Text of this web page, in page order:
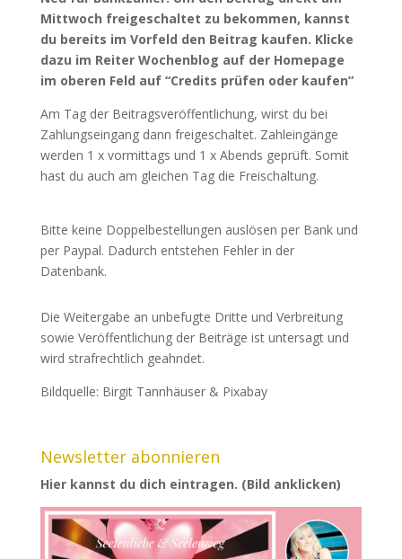
Mittwoch freigeschaltet zu bekommen, kannst
du bereits im Vorfeld den Beitrag kaufen. Klicke
dazu im Reiter Wochenblog auf der Homepage
im oberen Feld auf “Credits prüfen oder kaufen”
Am Tag der Beitragsveröffentlichung, wirst du bei
Zahlungseingang dann freigeschaltet. Zahleingänge
werden 1 x vormittags und 1 x Abends geprüft. Somit
hast du auch am gleichen Tag die Freischaltung.
Bitte keine Doppelbestellungen auslösen per Bank und
per Paypal. Dadurch entstehen Fehler in der
Datenbank.
Die Weitergabe an unbefugte Dritte und Verbreitung
sowie Veröffentlichung der Beiträge ist untersagt und
wird strafrechtlich geahndet.
Bildquelle: Birgit Tannhäuser & Pixabay
Newsletter abonnieren
Hier kannst du dich eintragen. (Bild anklicken)